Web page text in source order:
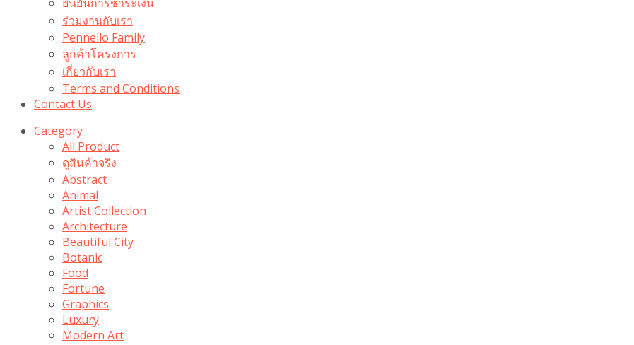
ร่วมงานกับเรา
Pennello Family
ลูกค้าโครงการ
เกี่ยวกับเรา
Terms and Conditions
Contact Us
Category
All Product
ดูสินค้าจริง
Abstract
Animal
Artist Collection
Architecture
Beautiful City
Botanic
Food
Fortune
Graphics
Luxury
Modern Art